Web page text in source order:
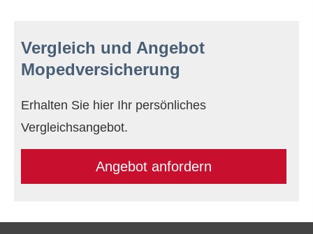
Vergleich und Angebot
Mopedversicherung
Erhalten Sie hier Ihr persönliches
Vergleichsangebot.
An­ge­bot an­for­dern